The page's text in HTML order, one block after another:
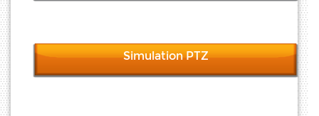
Simulation PTZ